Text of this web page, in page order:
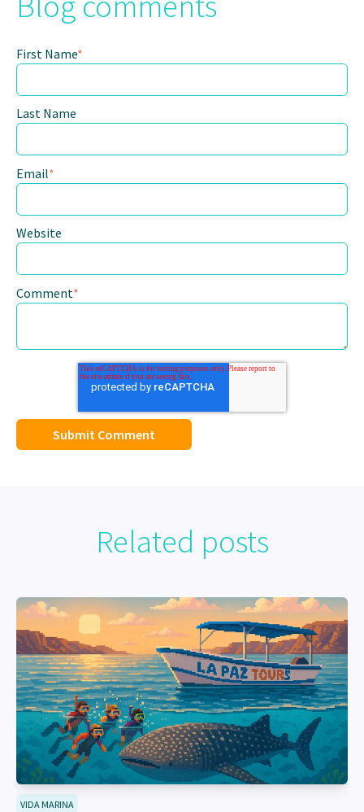
First Name*
Last Name
Email*
Website
Comment*
Related posts
VIDA MARINA